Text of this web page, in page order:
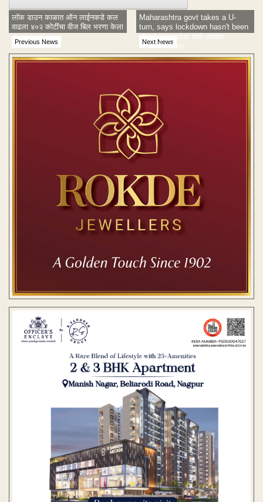
Previous News
लॉक डाउन काळात ऑन लाईनकडे कल
वाढला ४०२ कोटींचा वीज बिल भरणा केला
Next News
Maharashtra govt takes a U-
turn, says lockdown hasn't been
lifted; proposal still under
consideration